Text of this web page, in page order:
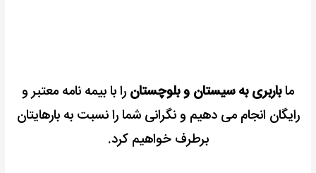
ماباربری به سیستان و بلوچستان را با بیمه نامه معتبر و
رایگان انجام می دهیم و نگرانی شما را نسبت به بارهایتان
برطرف خواهیم کرد.